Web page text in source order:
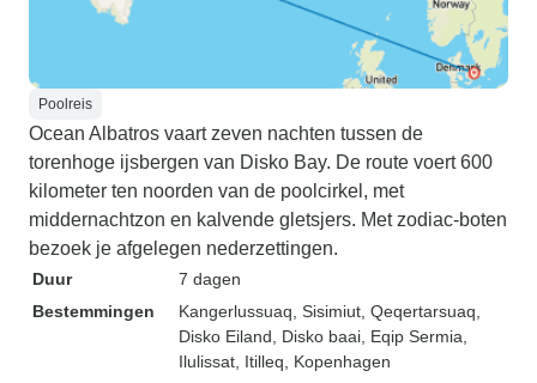
Poolreis
Ocean Albatros vaart zeven nachten tussen de
torenhoge ijsbergen van Disko Bay. De route voert 600
kilometer ten noorden van de poolcirkel, met
middernachtzon en kalvende gletsjers. Met zodiac-boten
bezoek je afgelegen nederzettingen.
Duur
7 dagen
Bestemmingen
Kangerlussuaq , Sisimiut , Qeqertarsuaq
Disko Eiland , Disko baai , Eqip Sermia
Ilulissat , Itilleq , Kopenhagen